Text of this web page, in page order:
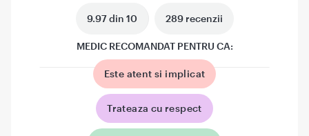
9.97 din 10 289 recenzii
MEDIC RECOMANDAT PENTRU CA:
Este atent si implicat
Trateaza cu respect